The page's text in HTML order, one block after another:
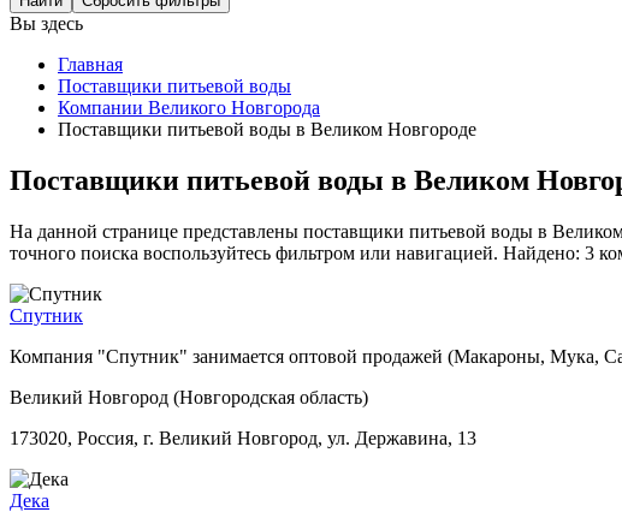
Вы здесь
Главная
Поставщики питьевой воды
Компании Великого Новгорода
Поставщики питьевой воды в Великом Новгороде
Поставщики питьевой воды в Великом
На данной странице представлены поставщики питьевой воды в
точного поиска воспользуйтесь фильтром или навигацией. Найдено: 3
Спутник
Компания "Спутник" занимается оптовой продажей (Макароны, Мука,
Великий Новгород (Новгородская область)
173020, Россия, г. Великий Новгород, ул. Державина, 13
Дека